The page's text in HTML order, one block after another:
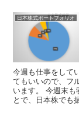
日本株式ポートフォリオ
今週も仕事をして
てもいいので、フ
います。 今週末
とで、日本株でも